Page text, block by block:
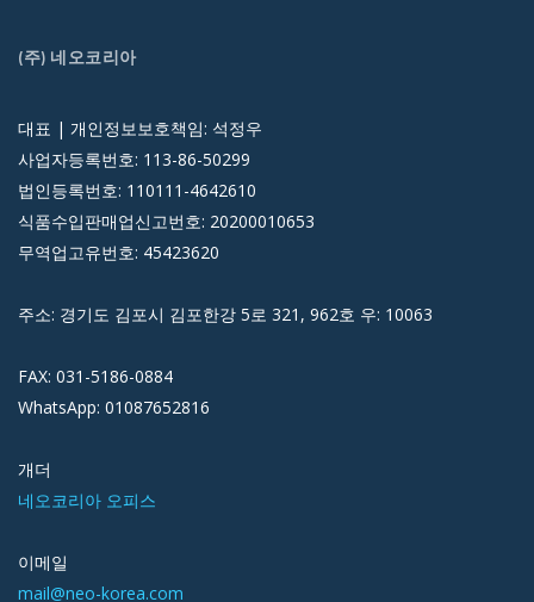
(주) 네오코리아
대표 | 개인정보보호책임: 석정우
사업자등록번호: 113-86-50299
법인등록번호: 110111-4642610
식품수입판매업신고번호: 20200010653
무역업고유번호: 45423620
주소: 경기도 김포시 김포한강 5로 321, 962호 우: 10063
FAX: 031-5186-0884
WhatsApp: 01087652816
개더
네오코리아 오피스
이메일
mail@neo-korea.com